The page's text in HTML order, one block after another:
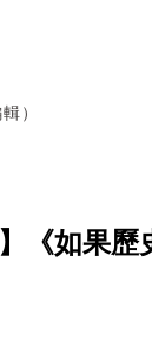
）
《如果歷